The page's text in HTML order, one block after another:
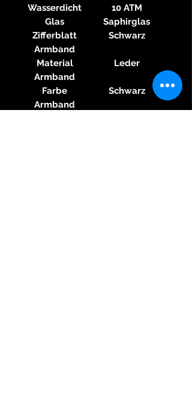
Wasserdicht
10 ATM
Glas
Saphirglas
Zifferblatt
Schwarz
Armband
Material
Armband
Leder
Farbe
Armband
Schwarz